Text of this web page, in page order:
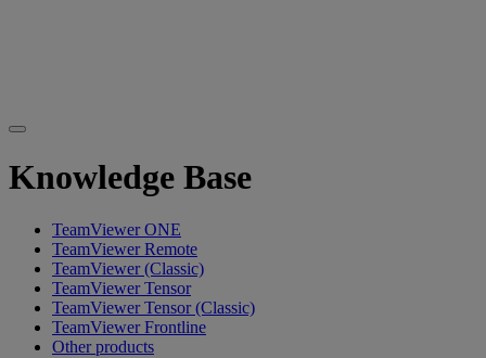
Knowledge Base
TeamViewer ONE
TeamViewer Remote
TeamViewer (Classic)
TeamViewer Tensor
TeamViewer Tensor (Classic)
TeamViewer Frontline
Other products